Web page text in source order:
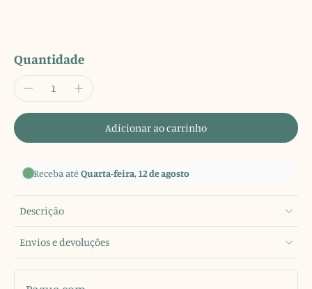
Quantidade
Adicionar ao carrinho
Receba atéQuarta-feira, 12 de agosto
Descrição
Envios e devoluções